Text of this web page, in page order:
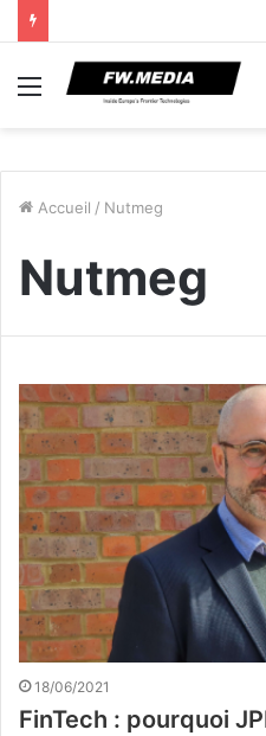
Menu
Accueil / Nutmeg
Nutmeg
18/06/2021
FinTech : pourquoi